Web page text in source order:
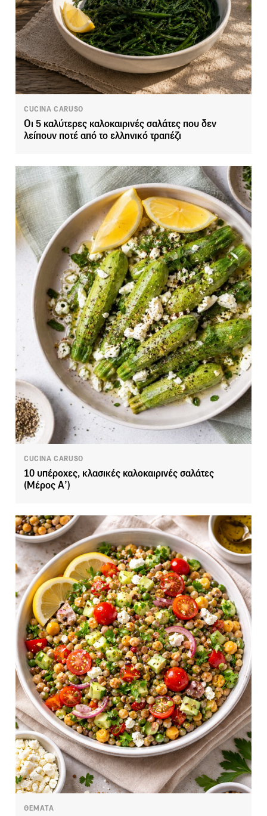
CUCINA CARUSO
Οι 5 καλύτερες καλοκαιρινές σαλάτες που δεν
λείπουν ποτέ από το ελληνικό τραπέζι
CUCINA CARUSO
10 υπέροχες, κλασικές καλοκαιρινές σαλάτες
(Μέρος Α’)
ΘΕΜΑΤΑ